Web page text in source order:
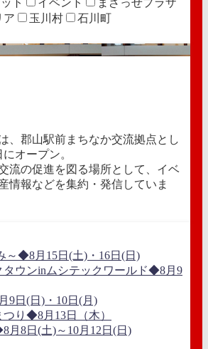
ア 玉川村 石川町
、郡山駅前まちなか交流拠点とし
オープン。
流の促進を図る場所として、イベ
情報などを集約・発信していま
～◆8月15日(土)・16日(日)
タウンinムシテックワールド◆8月9
9日(日)・10日(月)
り◆8月13日（木）
月8日(土)～10月12日(日)